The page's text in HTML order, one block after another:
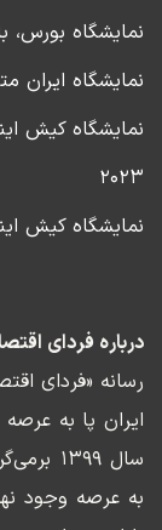
نمایشگاه بورس،
نمایشگاه ایران متافو
نمایشگاه کیش
۲۰۲۳
نمایشگاه کیش
درباره فردای
رسانه «فردای
ایران پا به
سال
به عرصه وجود